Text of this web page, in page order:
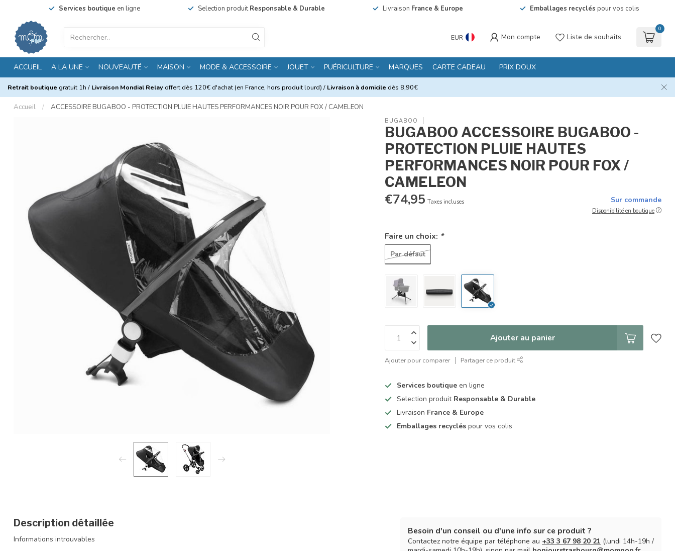
Services boutique en ligne Selection produitResponsable & Durable Livraison France & Europe Emballages recyclés pour vos colis
EUR Mon compte Liste de souhaits
0
ACCUEIL A LA UNE NOUVEAUTÉ MAISON MODE & ACCESSOIRE JOUET PUÉRICULTURE MARQUES CARTE CADEAU PRIX DOUX
Retrait boutique gratuit 1h / Livraison Mondial Relay offert dès 120€ d'achat (en France, hors produit lourd) / Livraison à domicile dès 8,90€
Accueil / ACCESSOIRE BUGABOO - PROTECTION PLUIE HAUTES PERFORMANCES NOIR POUR FOX / CAMELEON
BUGABOO
BUGABOO ACCESSOIRE BUGABOO -
PROTECTION PLUIE HAUTES
PERFORMANCES NOIR POUR FOX /
CAMELEON
€74,95 Taxes incluses Sur commande
Disponibilité en boutique
Faire un choix: *
Par défaut
Ajouter au panier
Ajouter pour comparer Partager ce produit
Services boutique en ligne
Selection produit Responsable & Durable
Livraison France & Europe
Emballages recyclés pour vos colis
Description détaillée
Informations introuvables
Besoin d'un conseil ou d'une info sur ce produit ?
Contactez notre équipe par téléphone au +33 3 67 98 20 21 (lundi 14h-19h /